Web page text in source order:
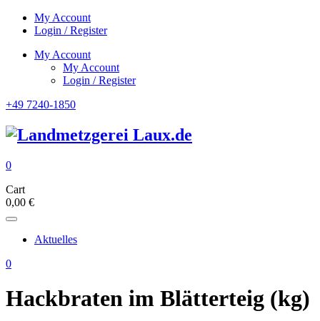
My Account
Login / Register
My Account
My Account
Login / Register
+49 7240-1850
0
Cart
0,00 €
Aktuelles
0
Hackbraten im Blätterteig (kg)